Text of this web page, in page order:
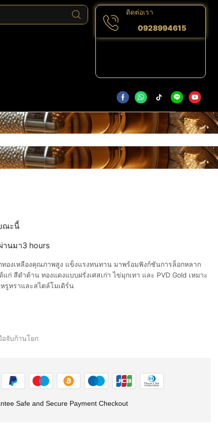
ติดต่อเรา
0928994615
ณะนี้
านมา3 hours
ทองเหลืองคุณภาพสูง แข็งแรงทนทาน มาพร้อมฟังก์ชันการล็อกหลาก
ก่ สีดำด้าน ทองแดงแบบฝรั่งเศสเก่า ไข่มุกเทา และ PVD Gold เหมาะ
รูหราและสไตล์โมเดิร์น
อจับก้านโยก
Safe and Secure Payment Checkout